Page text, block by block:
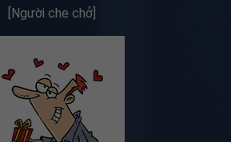
[Người che chở]